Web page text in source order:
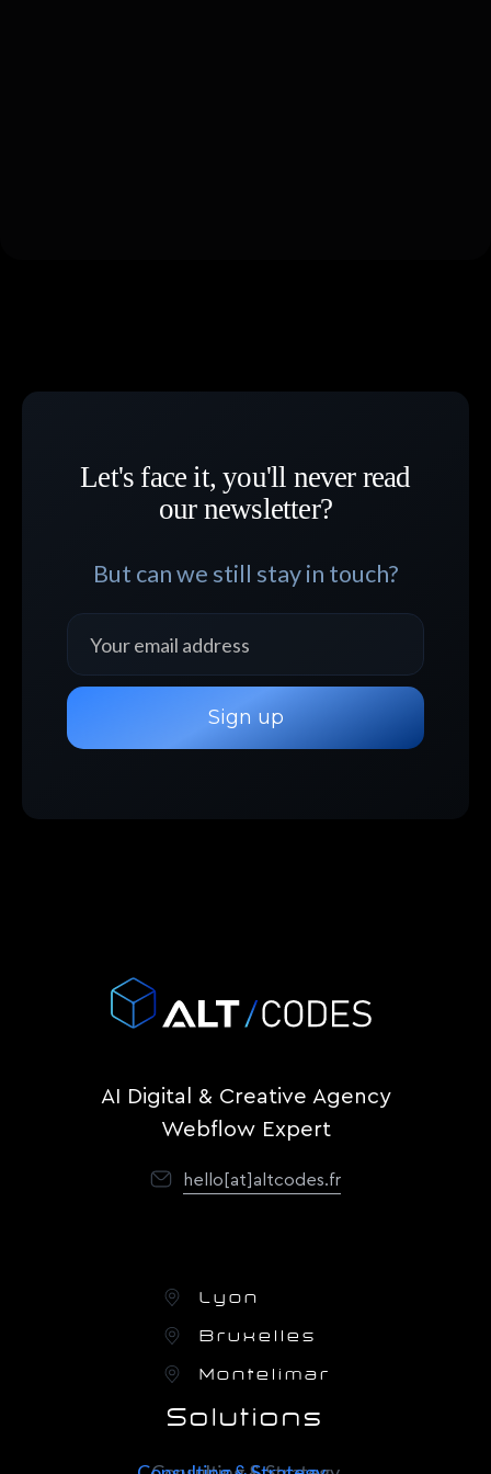
Let's face it, you'll never read
our newsletter?
But can we still stay in touch?
AI Digital & Creative Agency
Webflow Expert
hello[at]altcodes.fr
Lyon
Bruxelles
Montelimar
Solutions